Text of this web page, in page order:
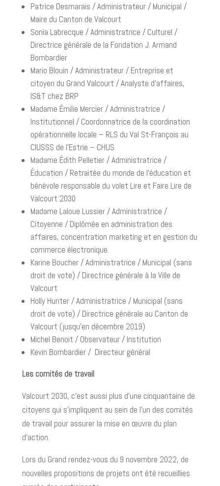
Patrice Desmarais / Administrateur / Municipal /
Maire du Canton de Valcourt
Sonia Labrecque / Administratrice / Culturel /
Directrice générale de la Fondation J. Armand
Bombardier
Mario Blouin / Administrateur / Entreprise et
citoyen du Grand Valcourt / Analyste d’affaires,
IS&T chez BRP
Madame Émilie Mercier / Administratrice /
Institutionnel / Coordonnatrice de la coordination
opérationnelle locale – RLS du Val St-François au
CIUSSS de l’Estrie – CHUS
Madame Édith Pelletier / Administratrice /
Éducation / Retraitée du monde de l’éducation et
bénévole responsable du volet Lire et Faire Lire de
Valcourt 2030
Madame Laloue Lussier / Administratrice /
Citoyenne / Diplômée en administration des
affaires, concentration marketing et en gestion du
commerce électronique
Karine Boucher / Administratrice / Municipal (sans
droit de vote) / Directrice générale à la Ville de
Valcourt
Holly Hunter / Administratrice / Municipal (sans
droit de vote) / Directrice générale au Canton de
Valcourt (jusqu’en décembre 2019)
Michel Benoit / Observateur / Institution
Kevin Bombardier / Directeur général
Les comités de travail
Valcourt 2030, c’est aussi plus d’une cinquantaine de
citoyens qui s’impliquent au sein de l’un des comités
de travail pour assurer la mise en œuvre du plan
d’action.
Lors du Grand rendez-vous du 9 novembre 2022, de
nouvelles propositions de projets ont été recueillies